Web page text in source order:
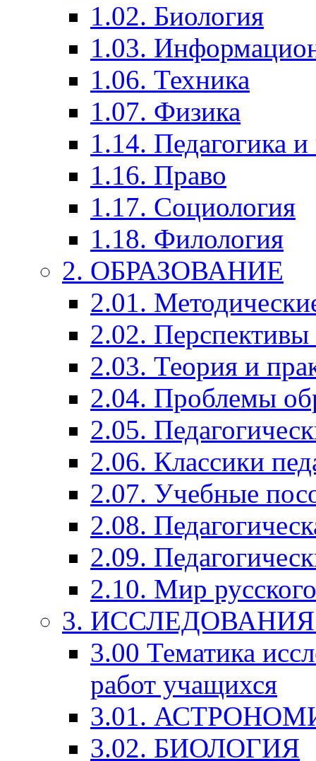
1.02. Биология
1.03.
1.06. Техника
1.07. Физика
1.14. Педагогика
1.16. Право
1.17. Социология
1.18. Филология
2. ОБРАЗОВАНИЕ
2.01.
2.02. Перспективы
2.03. Теория и
2.04. Проблемы
2.05.
2.06. Классики
2.07. Учебные
2.08.
2.09.
2.10. Мир
3.
3.00 Тематика
работ учащихся
3.01.
3.02. БИОЛОГИЯ